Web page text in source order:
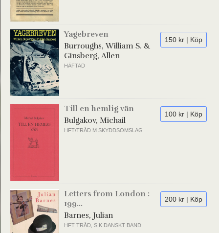
150 kr | Köp
Yagebreven
Burroughs, William S. &
Ginsberg, Allen
HÄFTAD
100 kr | Köp
Till en hemlig vän
Bulgakov, Michail
HFT/TRÅD M SKYDDSOMSLAG
200 kr | Köp
Letters from London :
199...
Barnes, Julian
HFT TRÅD, S K DANSKT BAND